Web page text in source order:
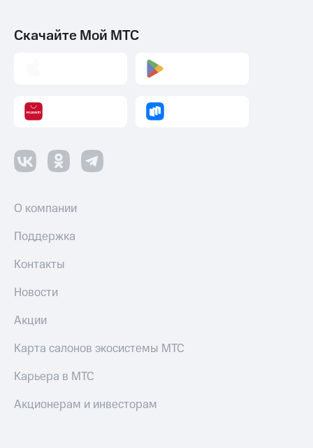
Скачайте Мой МТС
О компании
Поддержка
Контакты
Новости
Акции
Карта салонов экосистемы МТС
Карьера в МТС
Акционерам и инвесторам